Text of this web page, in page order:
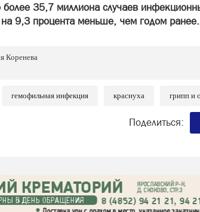
более 35,7 миллиона случаев
9,3 процента меньше, чем годом ранее.
Коренева
гемофильная инфекция краснуха грипп и
Поделиться: